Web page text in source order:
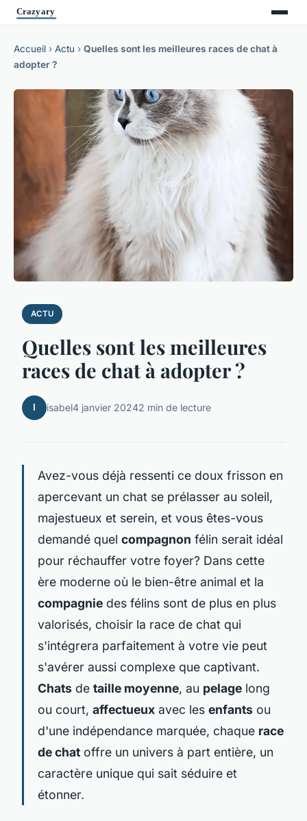
Accueil › Actu › Quelles sont les meilleures races de chat à
adopter ?
ACTU
Quelles sont les meilleures
races de chat à adopter ?
I isabel4 janvier 20242 min de lecture
Avez-vous déjà ressenti ce doux frisson en
apercevant un chat se prélasser au soleil,
majestueux et serein, et vous êtes-vous
demandé quel compagnon félin serait idéal
pour réchauffer votre foyer? Dans cette
ère moderne où le bien-être animal et la
compagnie des félins sont de plus en plus
valorisés, choisir la race de chat qui
s'intégrera parfaitement à votre vie peut
s'avérer aussi complexe que captivant.
Chats de taille moyenne, au pelage long
ou court, affectueux avec les enfants ou
d'une indépendance marquée, chaque race
de chat offre un univers à part entière, un
caractère unique qui sait séduire et
étonner.